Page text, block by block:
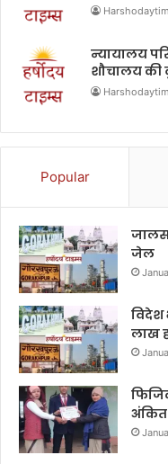
न्यायालय
शौचालय की
Popular
जेल
विदेश
लाख
अंकित